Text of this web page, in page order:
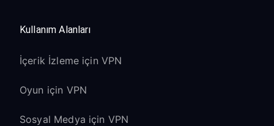
Kullanım Alanları
İçerik İzleme için VPN
Oyun için VPN
Sosyal Medya için VPN